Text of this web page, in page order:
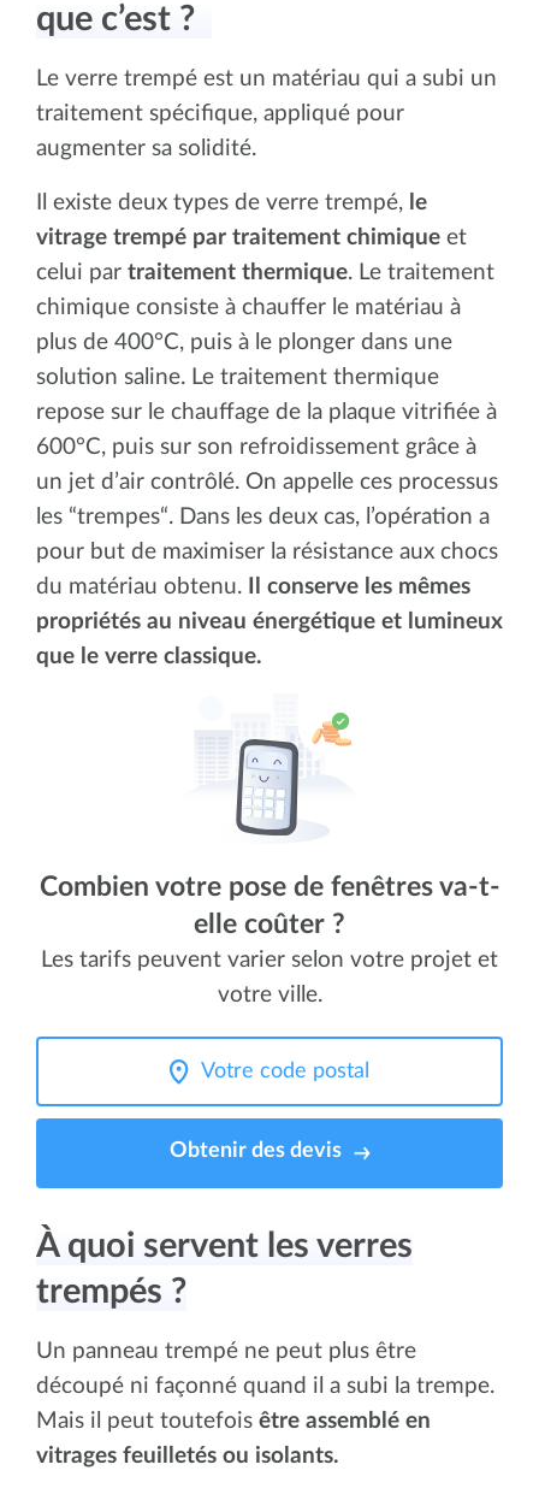
que c’est ?
Le verre trempé est un matériau qui a subi un
traitement spécifique, appliqué pour
augmenter sa solidité.
Il existe deux types de verre trempé, le
vitrage trempé par traitement chimique et
celui par traitement thermique. Le traitement
chimique consiste à chauffer le matériau à
plus de 400°C, puis à le plonger dans une
solution saline. Le traitement thermique
repose sur le chauffage de la plaque vitrifiée à
600°C, puis sur son refroidissement grâce à
un jet d’air contrôlé. On appelle ces processus
les “trempes“. Dans les deux cas, l’opération a
pour but de maximiser la résistance aux chocs
du matériau obtenu.
Il conserve les mêmes
propriétés au niveau énergétique et lumineux
que le verre classique.
Combien votre pose de fenêtres va-t-
elle coûter ?
Les tarifs peuvent varier selon votre projet et
votre ville.
Obtenir des devis
À quoi servent les verres
trempés ?
Un panneau trempé ne peut plus être
découpé ni façonné quand il a subi la trempe.
Mais il peut toutefois être assemblé en
vitrages feuilletés ou isolants.